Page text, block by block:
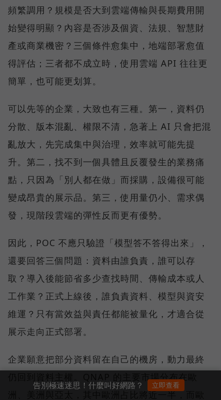
頻繁調用？規模是否大到雲端傳輸與長期費用開
始變得明顯？內容是否涉及個資、法規、智慧財
產或商業機密？三個條件愈集中，地端部署愈值
得評估；三者都不成立時，使用雲端 API 往往更
簡單，也可能更划算。
可以先等的企業，大致也有三種。第一，資料仍
分散、版本混亂、權限不清，急著上 AI 只會把混
亂放大，先完成集中與治理，效率就可能先提
升。第二，找不到一個具體且反覆發生的業務痛
點，只因為「別人都在做」而採購，設備很可能
變成昂貴的展示品。第三，使用量仍小、需求偶
發，現階段雲端的彈性反而更有優勢。
因此，POC 不應只驗證「模型答不答得出來」，
還要回答三個問題：資料由誰負責，誰可以存
取？導入後能節省多少查找時間、傳輸成本或人
工作業？正式上線後，誰負責資料、模型與資安
維運？只有當效益與責任都能被量化，才適合從
展示走向正式部署。
企業願意把部分資料留在自己的機房，動力最終
仍回到資料主權。QNAP 的主要市場分布在歐
洲、美洲與亞太，其中歐洲占比將近一半，而歐
告別極速迷思！什麼叫好網路？ 立即查看